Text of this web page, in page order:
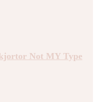
Not MY Type